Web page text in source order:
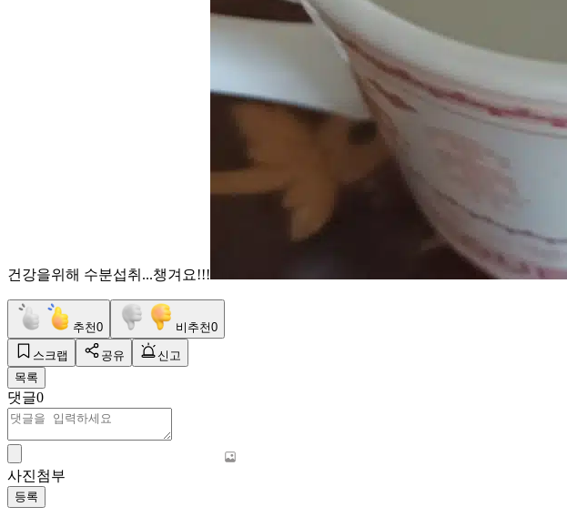
건강을위해 수분섭취...챙겨요!!!
추천0 비추천0
스크랩 공유
신고
목록
댓글0
사진첨부
등록